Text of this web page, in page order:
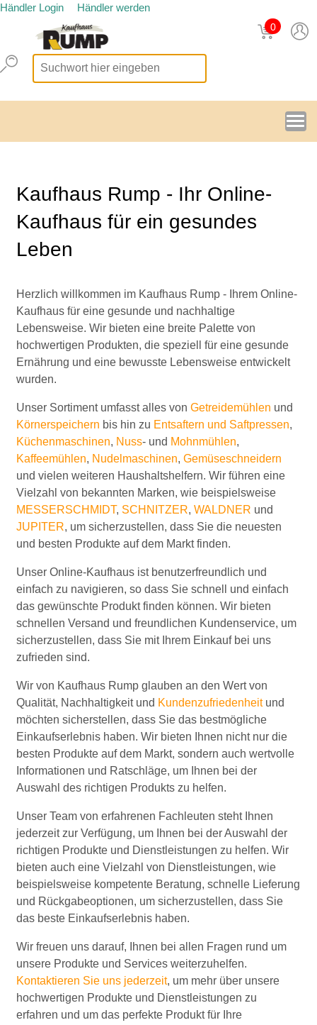
Händler Login Händler werden
0
Kaufhaus Rump - Ihr Online-
Kaufhaus für ein gesundes
Leben
Herzlich willkommen im Kaufhaus Rump - Ihrem Online-
Kaufhaus für eine gesunde und nachhaltige
Lebensweise. Wir bieten eine breite Palette von
hochwertigen Produkten, die speziell für eine gesunde
Ernährung und eine bewusste Lebensweise entwickelt
wurden.
Unser Sortiment umfasst alles von Getreidemühlen und
Körnerspeichern bis hin zu Entsaftern und Saftpressen,
Küchenmaschinen, Nuss- und Mohnmühlen,
Kaffeemühlen, Nudelmaschinen, Gemüseschneidern
und vielen weiteren Haushaltshelfern. Wir führen eine
Vielzahl von bekannten Marken, wie beispielsweise
MESSERSCHMIDT, SCHNITZER, WALDNER und
JUPITER, um sicherzustellen, dass Sie die neuesten
und besten Produkte auf dem Markt finden.
Unser Online-Kaufhaus ist benutzerfreundlich und
einfach zu navigieren, so dass Sie schnell und einfach
das gewünschte Produkt finden können. Wir bieten
schnellen Versand und freundlichen Kundenservice, um
sicherzustellen, dass Sie mit Ihrem Einkauf bei uns
zufrieden sind.
Wir von Kaufhaus Rump glauben an den Wert von
Qualität, Nachhaltigkeit und Kundenzufriedenheit und
möchten sicherstellen, dass Sie das bestmögliche
Einkaufserlebnis haben. Wir bieten Ihnen nicht nur die
besten Produkte auf dem Markt, sondern auch wertvolle
Informationen und Ratschläge, um Ihnen bei der
Auswahl des richtigen Produkts zu helfen.
Unser Team von erfahrenen Fachleuten steht Ihnen
jederzeit zur Verfügung, um Ihnen bei der Auswahl der
richtigen Produkte und Dienstleistungen zu helfen. Wir
bieten auch eine Vielzahl von Dienstleistungen, wie
beispielsweise kompetente Beratung, schnelle Lieferung
und Rückgabeoptionen, um sicherzustellen, dass Sie
das beste Einkaufserlebnis haben.
Wir freuen uns darauf, Ihnen bei allen Fragen rund um
unsere Produkte und Services weiterzuhelfen.
Kontaktieren Sie uns jederzeit, um mehr über unsere
hochwertigen Produkte und Dienstleistungen zu
erfahren und um das perfekte Produkt für Ihre